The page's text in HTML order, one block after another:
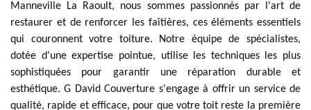
Manneville La Raoult, nous sommes passionnés par l'art de
restaurer et de renforcer les faîtières, ces éléments essentiels
qui couronnent votre toiture. Notre équipe de spécialistes,
dotée d'une expertise pointue, utilise les techniques les plus
sophistiquées pour garantir une réparation durable et
esthétique. G David Couverture s'engage à offrir un service de
qualité, rapide et efficace, pour que votre toit reste la première